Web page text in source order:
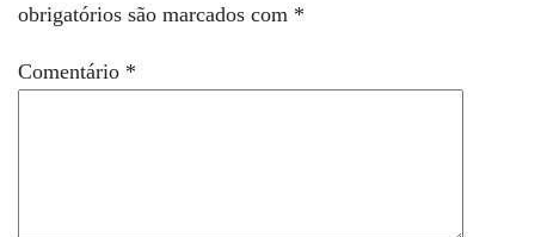
obrigatórios são marcados com *
Comentário *